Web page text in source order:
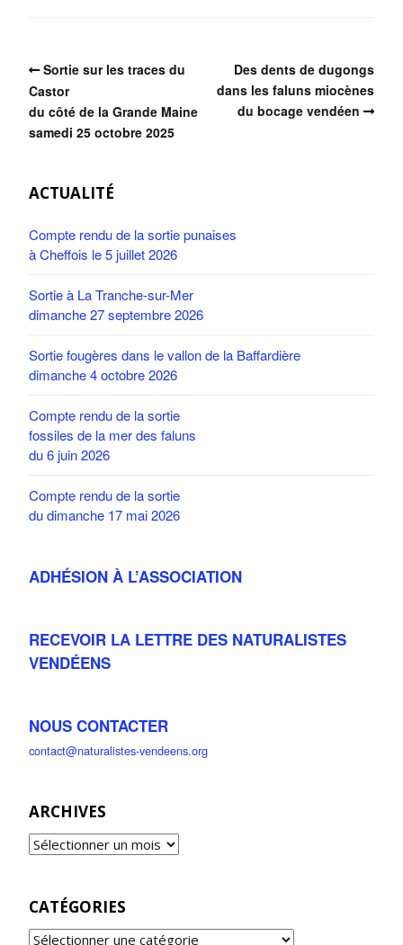
Sortie sur les traces du
Castor
du côté de la Grande Maine
samedi 25 octobre 2025
Des dents de dugongs
dans les faluns miocènes
du bocage vendéen
ACTUALITÉ
Compte rendu de la sortie punaises
à Cheffois le 5 juillet 2026
Sortie à La Tranche-sur-Mer
dimanche 27 septembre 2026
Sortie fougères dans le vallon de la Baffardière
dimanche 4 octobre 2026
Compte rendu de la sortie
fossiles de la mer des faluns
du 6 juin 2026
Compte rendu de la sortie
du dimanche 17 mai 2026
ADHÉSION À L’ASSOCIATION
RECEVOIR LA LETTRE DES NATURALISTES
VENDÉENS
NOUS CONTACTER
contact@naturalistes-vendeens.org
ARCHIVES
CATÉGORIES